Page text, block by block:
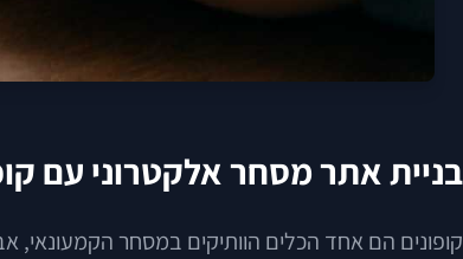
בניית אתר מסחר אלקטרוני עם
קופונים הם אחד הכלים הוותיקים במסחר הקמעונאי,